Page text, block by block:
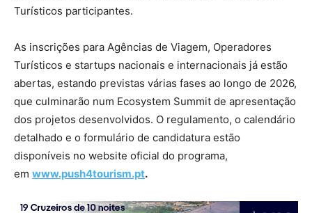
Turísticos participantes.
As inscrições para Agências de Viagem, Operadores
Turísticos e startups nacionais e internacionais já estão
abertas, estando previstas várias fases ao longo de 2026,
que culminarão num Ecosystem Summit de apresentação
dos projetos desenvolvidos. O regulamento, o calendário
detalhado e o formulário de candidatura estão
disponíveis no website oficial do programa,
em www.push4tourism.pt.